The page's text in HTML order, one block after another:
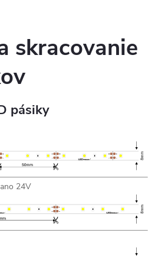
skracovanie
pásiky
24V